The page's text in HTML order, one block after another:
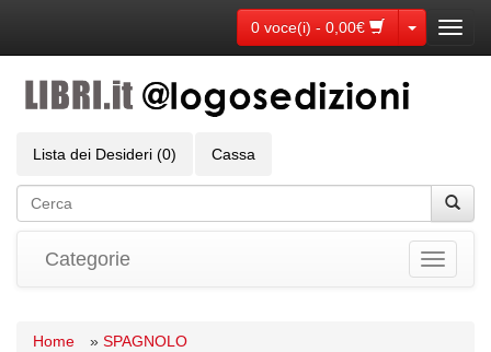
0 voce(i) - 0,00€ Toggle
Lista dei Desideri (0) Cassa
Toggle
Categorie
Home » SPAGNOLO